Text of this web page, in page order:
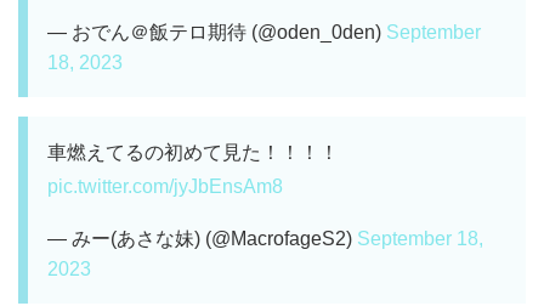
— おでん＠飯テロ期待 (@oden_0den) September
18, 2023
車燃えてるの初めて見た！！！！
pic.twitter.com/jyJbEnsAm8
— みー(あさな妹) (@MacrofageS2) September 18,
2023